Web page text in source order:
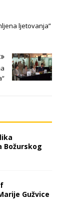
ljetovanja”
Božurskog
Gužvice